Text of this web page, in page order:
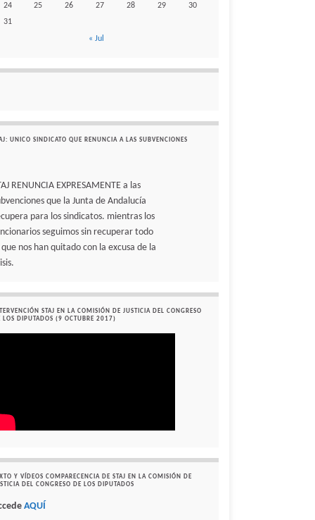
24
25 26 27 28 29
30
31
« Jul
UNICO SINDICATO QUE RENUNCIA A LAS SUBVENCIONES
RENUNCIA EXPRESAMENTE a las
que la Junta de Andalucía
para los sindicatos. mientras los
seguimos sin recuperar todo
que nos han quitado con la excusa de la
STAJ EN LA COMISIÓN DE JUSTICIA DEL CONGRESO
LOS DIPUTADOS (9 OCTUBRE 2017)
Y VÍDEOS COMPARECENCIA DE STAJ EN LA COMISIÓN DE
DEL CONGRESO DE LOS DIPUTADOS
AQUÍ